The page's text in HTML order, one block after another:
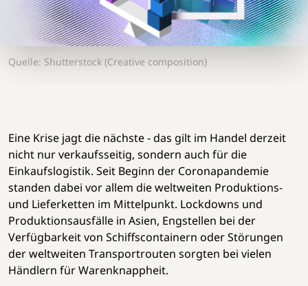
Quelle: Shutterstock (Creative composition)
Eine Krise jagt die nächste - das gilt im Handel derzeit
nicht nur verkaufsseitig, sondern auch für die
Einkaufslogistik. Seit Beginn der Coronapandemie
standen dabei vor allem die weltweiten Produktions-
und Lieferketten im Mittelpunkt. Lockdowns und
Produktionsausfälle in Asien, Engstellen bei der
Verfügbarkeit von Schiffscontainern oder Störungen
der weltweiten Transportrouten sorgten bei vielen
Händlern für Warenknappheit.